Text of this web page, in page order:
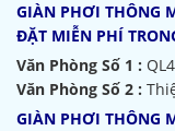
GIÀN PHƠI THÔNG
ĐẶT MIỄN PHÍ
Văn Phòng Số 1 :
Văn Phòng Số 2 :
GIÀN PHƠI THÔNG